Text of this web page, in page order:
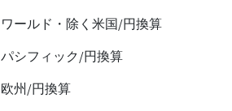
ワールド・除く米国/円換算
パシフィック/円換算
欧州/円換算